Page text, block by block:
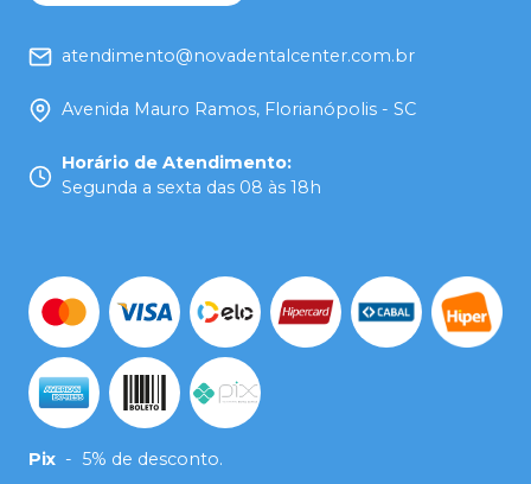
atendimento@novadentalcenter.com.br
Avenida Mauro Ramos, Florianópolis - SC
Horário de Atendimento:
Segunda a sexta das 08 às 18h
Pix - 5% de desconto.